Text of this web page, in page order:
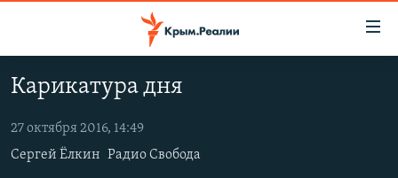
содержанию
Вернутся
НОВОСТИ
СПЕЦПРОЕКТЫ
ГРУЗ 200
ВОДА
Карикатура дня
27 октября 2016, 14:49
Сергей Ёлкин Радио Свобода